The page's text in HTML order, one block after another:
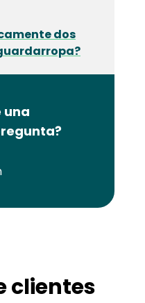
dos
una
clientes